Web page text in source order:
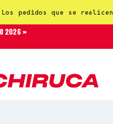
Los pedidos que se
2026 »